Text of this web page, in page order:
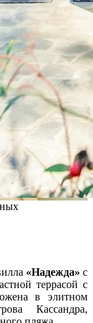
«Надежда» с
террасой с
в элитном
Кассандра,